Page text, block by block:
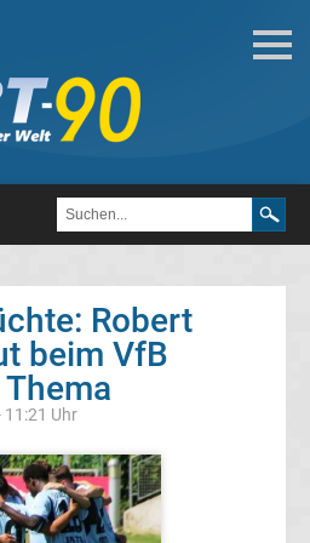
Robert
beim VfB
Uhr